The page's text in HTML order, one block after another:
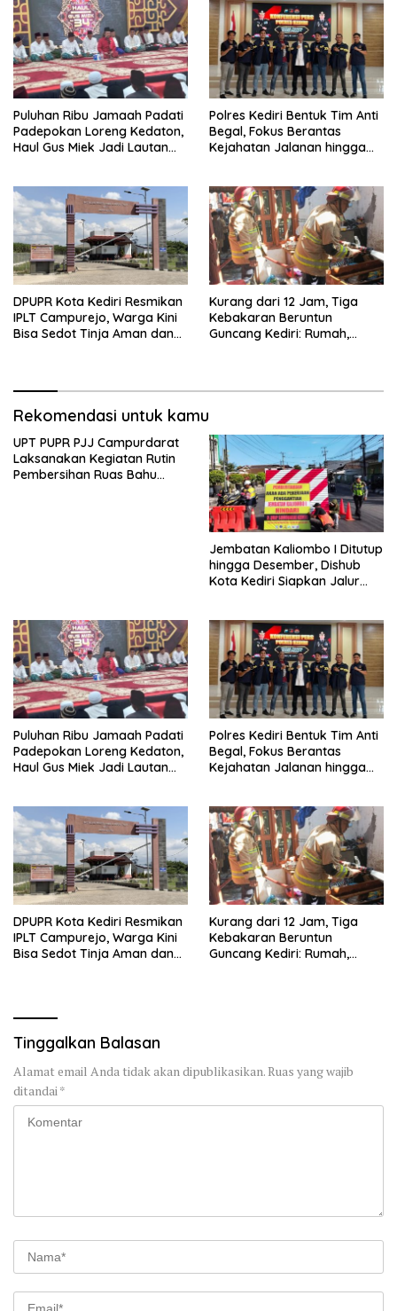
Puluhan Ribu Jamaah Padati
Padepokan Loreng Kedaton,
Haul Gus Miek Jadi Lautan
Polres Kediri Bentuk Tim Anti
Begal, Fokus Berantas
Kejahatan Jalanan hingga
DPUPR Kota Kediri Resmikan
IPLT Campurejo, Warga Kini
Bisa Sedot Tinja Aman dan
Kurang dari 12 Jam, Tiga
Kebakaran Beruntun
Guncang Kediri: Rumah,
Rekomendasi untuk kamu
UPT PUPR PJJ Campurdarat
Laksanakan Kegiatan Rutin
Pembersihan Ruas Bahu
Jembatan Kaliombo I Ditutup
hingga Desember, Dishub
Kota Kediri Siapkan Jalur
Puluhan Ribu Jamaah Padati
Padepokan Loreng Kedaton,
Haul Gus Miek Jadi Lautan
Polres Kediri Bentuk Tim Anti
Begal, Fokus Berantas
Kejahatan Jalanan hingga
DPUPR Kota Kediri Resmikan
IPLT Campurejo, Warga Kini
Bisa Sedot Tinja Aman dan
Kurang dari 12 Jam, Tiga
Kebakaran Beruntun
Guncang Kediri: Rumah,
Tinggalkan Balasan
Alamat email Anda tidak akan dipublikasikan.Ruas yang wajib
ditandai*